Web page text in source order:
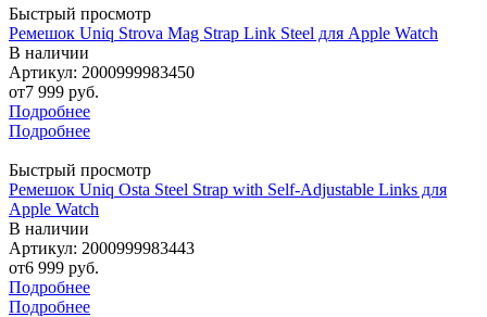
Быстрый просмотр
Ремешок Uniq Strova Mag Strap Link Steel для Apple Watch
В наличии
Артикул: 2000999983450
от7 999 руб.
Подробнее
Подробнее
Быстрый просмотр
Ремешок Uniq Osta Steel Strap with Self-Adjustable Links для
Apple Watch
В наличии
Артикул: 2000999983443
от6 999 руб.
Подробнее
Подробнее